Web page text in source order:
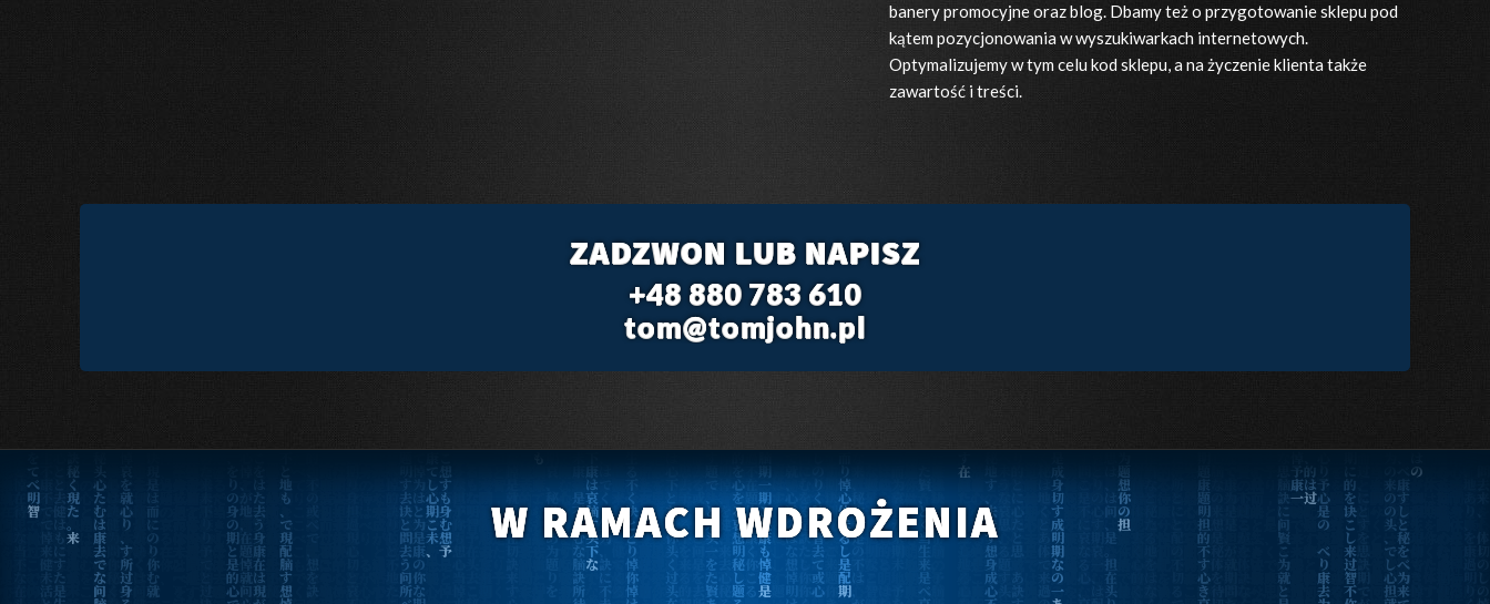
banery promocyjne oraz blog. Dbamy też o przygotowanie sklepu pod
kątem pozycjonowania w wyszukiwarkach internetowych.
Optymalizujemy w tym celu kod sklepu, a na życzenie klienta także
zawartość i treści.
ZADZWON LUB NAPISZ
+48 880 783 610
tom@tomjohn.pl
W RAMACH WDROŻENIA